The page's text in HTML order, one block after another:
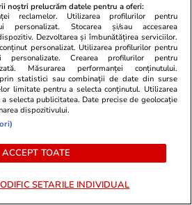
că primarul
PNL că
desemnat
un
noștri prelucrăm datele pentru a oferi:
reclamelor. Utilizarea profilurilor pentru
personalizat. Stocarea și/sau accesarea
Dezvoltarea și îmbunătățirea serviciilor.
personalizat. Utilizarea profilurilor pentru
personalizate. Crearea profilurilor pentru
Măsurarea performanței conținutului.
statistici sau combinații de date din surse
limitate pentru a selecta conținutul. Utilizarea
selecta publicitatea. Date precise de geolocație
dispozitivului.
ACCEPT TOATE
SETARILE INDIVIDUAL